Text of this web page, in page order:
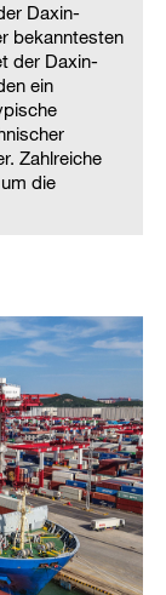
Daxin-
bekanntesten
der Daxin-
ein
Zahlreiche
die